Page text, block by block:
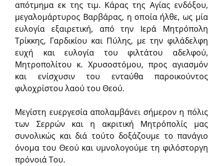
απότμημα εκ της τιμ. Κάρας της Αγίας ενδόξου,
μεγαλομάρτυρος Βαρβάρας, η οποία ήλθε, ως μία
ευλογία εξαιρετική, από την Ιερά Μητρόπολη
Τρίκκης, Γαρδικίου και Πύλης, με την φιλάδελφη
ευχή και ευλογία του φιλτάτου αδελφού,
Μητροπολίτου κ. Χρυσοστόμου, προς αγιασμόν
και ενίσχυσιν του ενταύθα παροικούντος
φιλοχρίστου λαού του Θεού.
Μεγίστη ευεργεσία απολαμβάνει σήμερον η πόλις
των Σερρών και η ακριτική Μητρόπολίς μας
συνολικώς και διά τούτο δοξάζουμε το πανάγιο
όνομα του Θεού και υμνολογούμε τη φιλόστοργη
πρόνοιά Του.